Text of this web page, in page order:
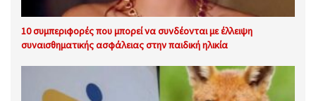
10 συμπεριφορές που μπορεί να συνδέονται με έλλειψη
συναισθηματικής ασφάλειας στην παιδική ηλικία